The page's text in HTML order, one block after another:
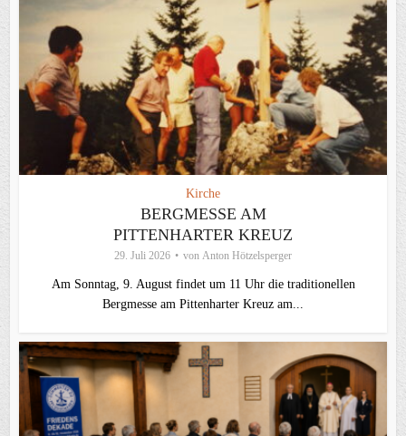
Kirche
BERGMESSE AM
PITTENHARTER KREUZ
29. Juli 2026 von Anton Hötzelsperger
Am Sonntag, 9. August findet um 11 Uhr die traditionellen
Bergmesse am Pittenharter Kreuz am...